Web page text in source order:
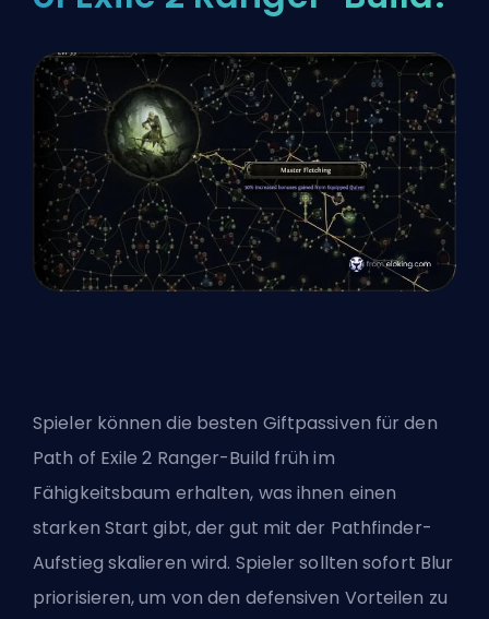
Spieler können die besten Giftpassiven für den
Path of Exile 2 Ranger-Build früh im
Fähigkeitsbaum erhalten, was ihnen einen
starken Start gibt, der gut mit der Pathfinder-
Aufstieg skalieren wird. Spieler sollten sofort Blur
priorisieren, um von den defensiven Vorteilen zu